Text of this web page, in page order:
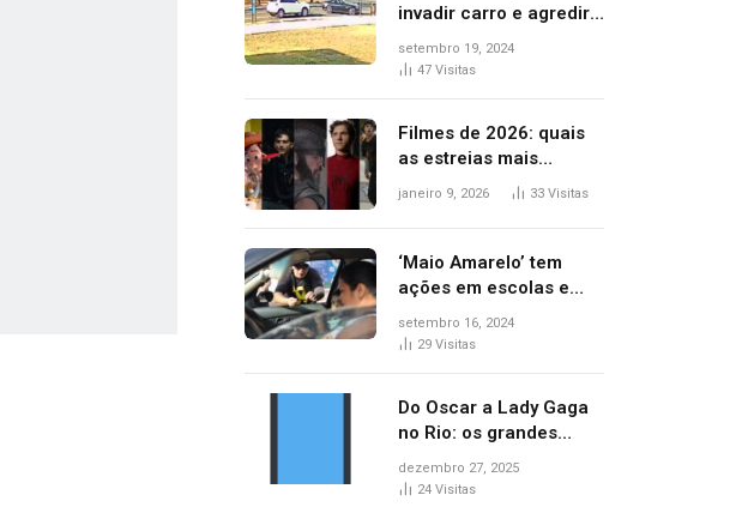
invadir carro e agredir
delegado aposentado
durante confusão no
setembro 19, 2024
47 Visitas
Filmes de 2026: quais
as estreias mais
aguardadas do ano?
janeiro 9, 2026 33 Visitas
‘Maio Amarelo’ tem
ações em escolas e
ruas para prevenir
acidentes no trânsito
setembro 16, 2024
29 Visitas
Do Oscar a Lady Gaga
no Rio: os grandes
marcos da cultura em
2025
dezembro 27, 2025
24 Visitas